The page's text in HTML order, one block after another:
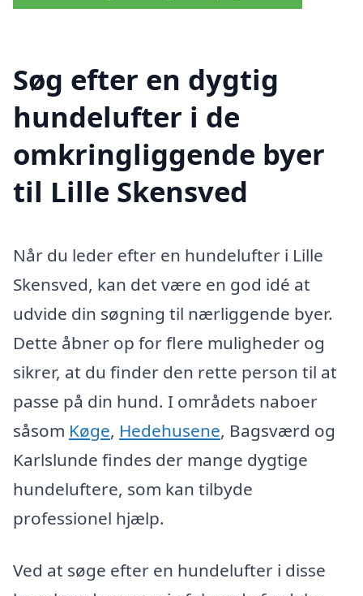
Søg efter en dygtig
hundelufter i de
omkringliggende byer
til Lille Skensved
Når du leder efter en hundelufter i Lille
Skensved, kan det være en god idé at
udvide din søgning til nærliggende byer.
Dette åbner op for flere muligheder og
sikrer, at du finder den rette person til at
passe på din hund. I områdets naboer
såsom Køge, Hedehusene, Bagsværd og
Karlslunde findes der mange dygtige
hundeluftere, som kan tilbyde
professionel hjælp.
Ved at søge efter en hundelufter i disse